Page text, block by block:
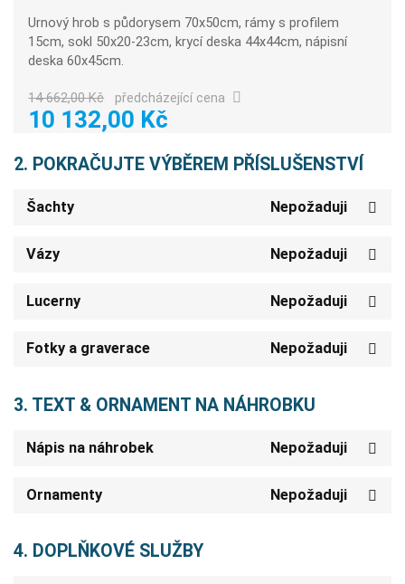
Urnový hrob s půdorysem 70x50cm, rámy s profilem
15cm, sokl 50x20-23cm, krycí deska 44x44cm, nápisní
deska 60x45cm.
14 662,00 Kč předcházející cena
10 132,00 Kč
2. POKRAČUJTE VÝBĚREM PŘÍSLUŠENSTVÍ
Šachty Nepožaduji
Vázy Nepožaduji
Lucerny Nepožaduji
Fotky a graverace Nepožaduji
3. TEXT & ORNAMENT NA NÁHROBKU
Nápis na náhrobek Nepožaduji
Ornamenty Nepožaduji
4. DOPLŇKOVÉ SLUŽBY